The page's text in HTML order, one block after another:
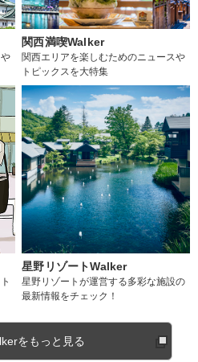
関西満喫Walker
関西エリアを楽しむためのニュースや
トピックスを大特集
星野リゾートWalker
星野リゾートが運営する多彩な施設の
最新情報をチェック！
をもっと見る